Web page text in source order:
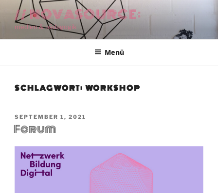
Inhalt
springen
// NOVASOURCE:
medien & pädagogik
Menü
SCHLAGWORT: WORKSHOP
VERÖFFENTLICHT
AM
SEPTEMBER 1, 2021
Forum